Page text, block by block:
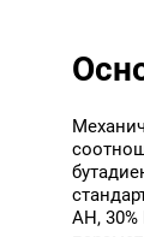
АН, 30%